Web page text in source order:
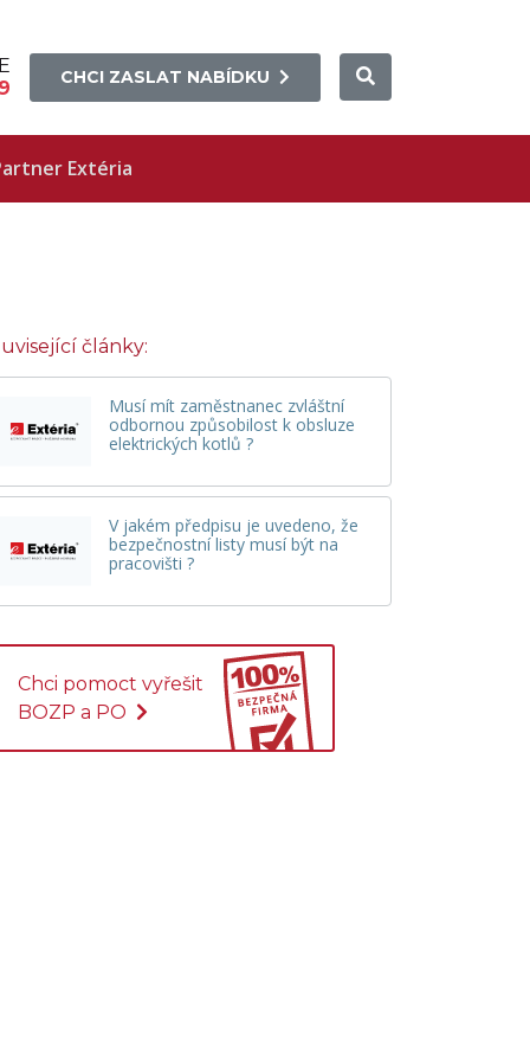
CHCI ZASLAT NABÍDKU
Extéria
články:
Musí mít zaměstnanec zvláštní
odbornou způsobilost k obsluze
elektrických kotlů ?
V jakém předpisu je uvedeno, že
bezpečnostní listy musí být na
pracovišti ?
Chci pomoct vyřešit
BOZP a PO